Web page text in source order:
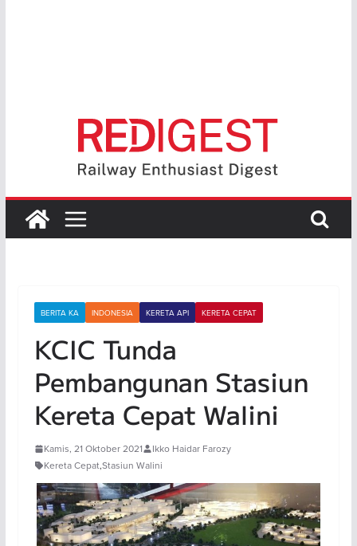
BERITA KA INDONESIA KERETA API KERETA CEPAT
KCIC Tunda
Pembangunan Stasiun
Kereta Cepat Walini
Kamis, 21 Oktober 2021
Ikko Haidar Farozy
Kereta Cepat,Stasiun Walini